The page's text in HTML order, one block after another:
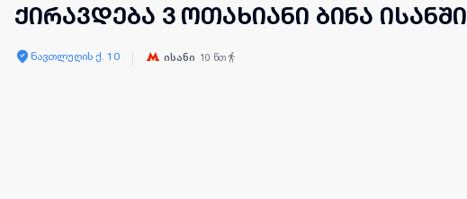
ქირავდება 3 ოთახიანი ბინა ისანში
ნავთლუღის ქ. 10 ისანი 10 წთ